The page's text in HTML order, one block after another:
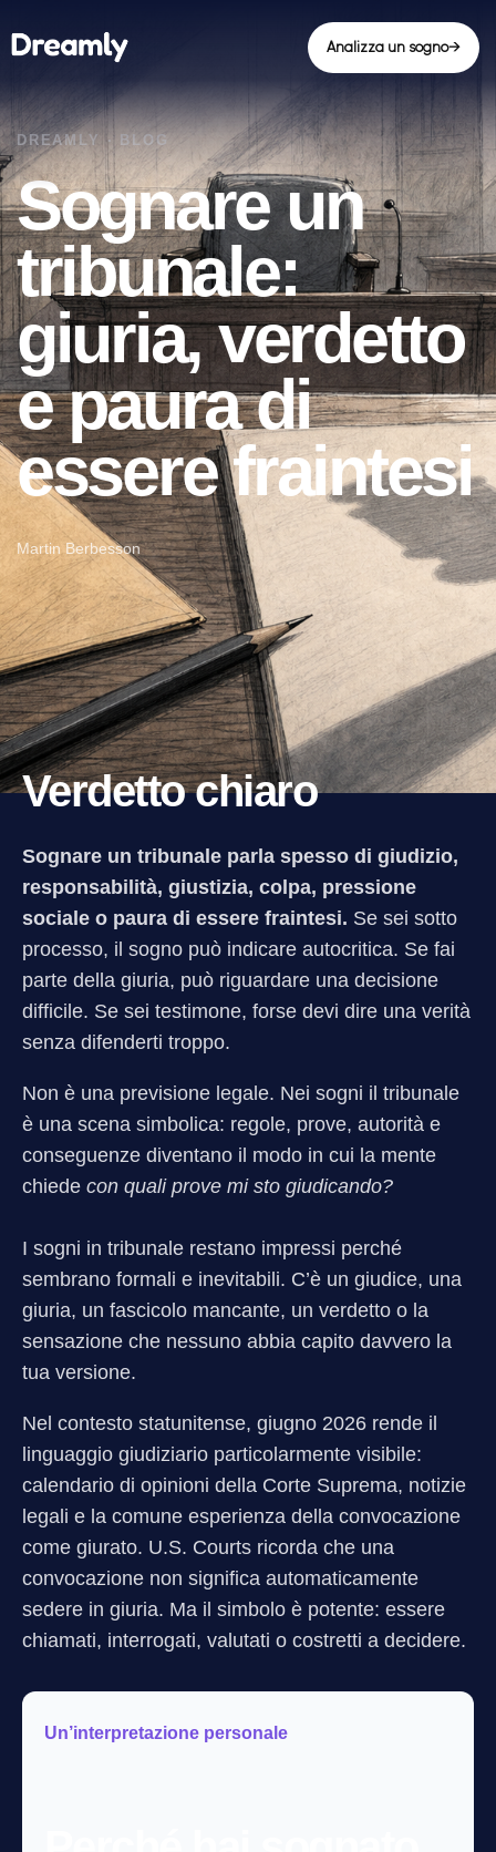
Analizza un sogno→
Sognare un
tribunale:
giuria, verdetto
e paura di
essere fraintesi
Martin Berbesson
Verdetto chiaro
Sognare un tribunale parla spesso di giudizio,
responsabilità, giustizia, colpa, pressione
sociale o paura di essere fraintesi. Se sei sotto
processo, il sogno può indicare autocritica. Se fai
parte della giuria, può riguardare una decisione
difficile. Se sei testimone, forse devi dire una verità
senza difenderti troppo.
Non è una previsione legale. Nei sogni il tribunale
è una scena simbolica: regole, prove, autorità e
conseguenze diventano il modo in cui la mente
chiede con quali prove mi sto giudicando?
I sogni in tribunale restano impressi perché
sembrano formali e inevitabili. C’è un giudice, una
giuria, un fascicolo mancante, un verdetto o la
sensazione che nessuno abbia capito davvero la
tua versione.
Nel contesto statunitense, giugno 2026 rende il
linguaggio giudiziario particolarmente visibile:
calendario di opinioni della Corte Suprema, notizie
legali e la comune esperienza della convocazione
come giurato. U.S. Courts ricorda che una
convocazione non significa automaticamente
sedere in giuria. Ma il simbolo è potente: essere
chiamati, interrogati, valutati o costretti a decidere.
Un’interpretazione personale